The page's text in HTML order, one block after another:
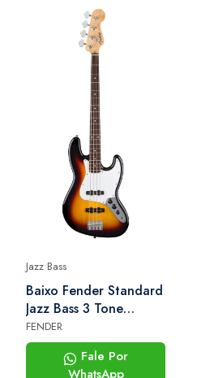
Jazz Bass
Baixo Fender Standard
Jazz Bass 3 Tone
Sunburst
FENDER
Fale Por
WhatsApp